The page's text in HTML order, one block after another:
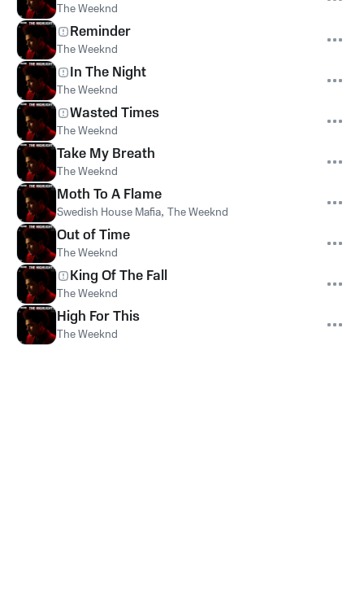
The Weeknd
Reminder
The Weeknd
In The Night
The Weeknd
Wasted Times
The Weeknd
Take My Breath
The Weeknd
Moth To A Flame
Swedish House Mafia, The Weeknd
Out of Time
The Weeknd
King Of The Fall
The Weeknd
High For This
The Weeknd